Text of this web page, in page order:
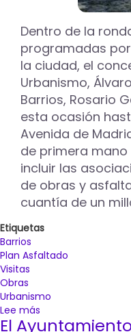
de
que
finalice
el
mes
de
junio
Dentro de la
programadas
la ciudad, el
Urbanismo,
Barrios, Rosario
esta ocasión
Avenida de
de primera
incluir las
de obras y
cuantía de un
Etiquetas
Barrios
Plan Asfaltado
Visitas
Obras
Urbanismo
Lee más
El
El